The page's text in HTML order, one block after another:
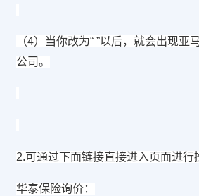
（4）当你改为“ ”以后，就会出现亚
公司。
2.可通过下面链接直接进入页面进行
华泰保险询价：